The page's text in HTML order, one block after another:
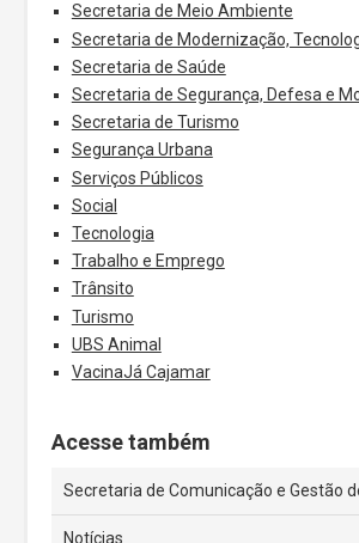
Secretaria de Meio Ambiente
Secretaria de Modernização,
Secretaria de Saúde
Secretaria de Segurança, Defesa e
Secretaria de Turismo
Segurança Urbana
Serviços Públicos
Social
Tecnologia
Trabalho e Emprego
Trânsito
Turismo
UBS Animal
VacinaJá Cajamar
Acesse também
Secretaria de Comunicação e Gestão
Notícias